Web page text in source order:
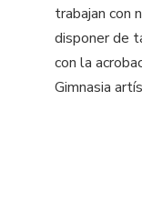
trabajan con
disponer de
con la
Gimnasia